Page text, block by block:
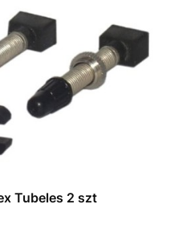
Tubeles 2 szt